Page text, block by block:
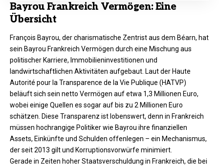
Bayrou Frankreich Vermögen: Eine
Übersicht
François Bayrou, der charismatische Zentrist aus dem Béarn, hat
sein Bayrou Frankreich Vermögen durch eine Mischung aus
politischer Karriere, Immobilieninvestitionen und
landwirtschaftlichen Aktivitäten aufgebaut. Laut der Haute
Autorité pour la Transparence de la Vie Publique (HATVP)
beläuft sich sein netto Vermögen auf etwa 1,3 Millionen Euro,
wobei einige Quellen es sogar auf bis zu 2 Millionen Euro
schätzen. Diese Transparenz ist lobenswert, denn in Frankreich
müssen hochrangige Politiker wie Bayrou ihre finanziellen
Assets, Einkünfte und Schulden offenlegen – ein Mechanismus,
der seit 2013 gilt und Korruptionsvorwürfe minimiert.
Gerade in Zeiten hoher Staatsverschuldung in Frankreich, die bei